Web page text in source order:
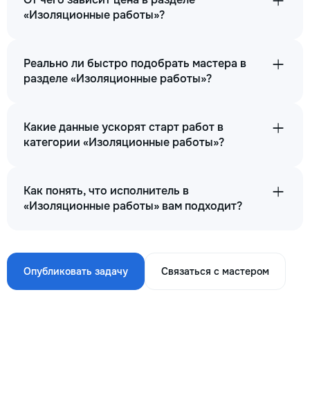
«Изоляционные работы»?
Реально ли быстро подобрать мастера в
разделе «Изоляционные работы»?
Какие данные ускорят старт работ в
категории «Изоляционные работы»?
Как понять, что исполнитель в
«Изоляционные работы» вам подходит?
Опубликовать задачу Связаться с мастером